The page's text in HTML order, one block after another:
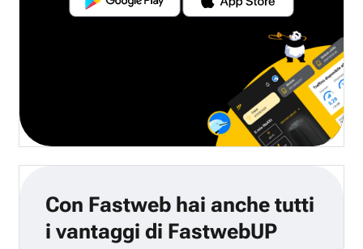
Con Fastweb hai anche tutti
i vantaggi di FastwebUP